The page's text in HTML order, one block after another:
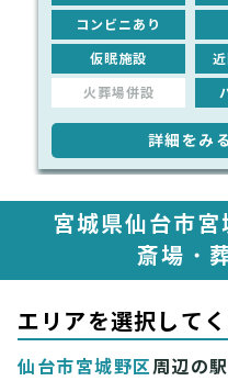
コンビニあり
仮眠施設
火葬場併設
詳細をみる
宮城県仙台市
斎場・
エリアを選択して
仙台市宮城野区周辺の